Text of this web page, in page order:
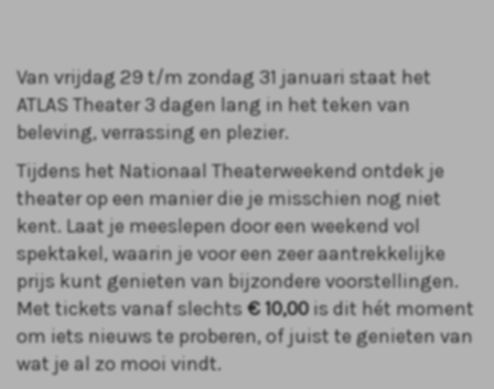
Van vrijdag 29 t/m zondag 31 januari staat het
ATLAS Theater 3 dagen lang in het teken van
beleving, verrassing en plezier.
Tijdens het Nationaal Theaterweekend ontdek je
theater op een manier die je misschien nog niet
kent. Laat je meeslepen door een weekend vol
spektakel, waarin je voor een zeer aantrekkelijke
prijs kunt genieten van bijzondere voorstellingen.
Met tickets vanaf slechts€ 10,00is dit hét moment
om iets nieuws te proberen, of juist te genieten van
wat je al zo mooi vindt.